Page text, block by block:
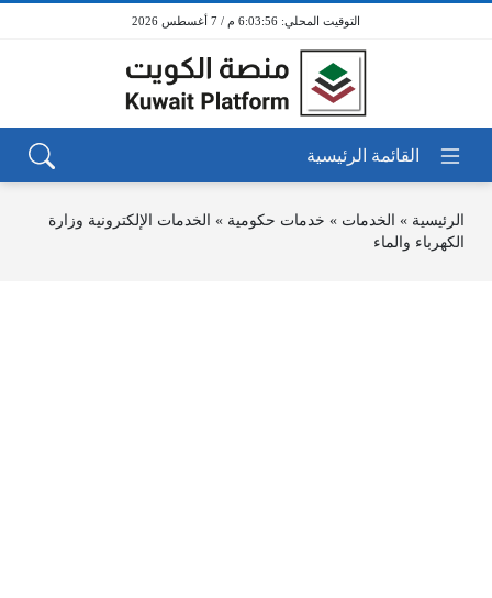
6:03:56 م / 7 أغسطس 2026
الرئيسية » الخدمات » خدمات حكومية » الخدمات الإلكترونية وزارة
الكهرباء والماء